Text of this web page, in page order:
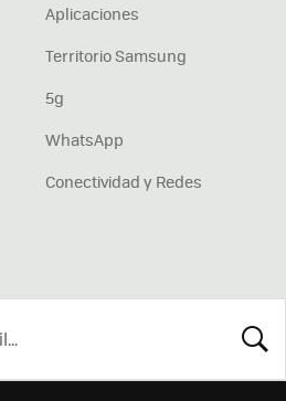
Aplicaciones
Territorio Samsung
5g
WhatsApp
Conectividad y Redes